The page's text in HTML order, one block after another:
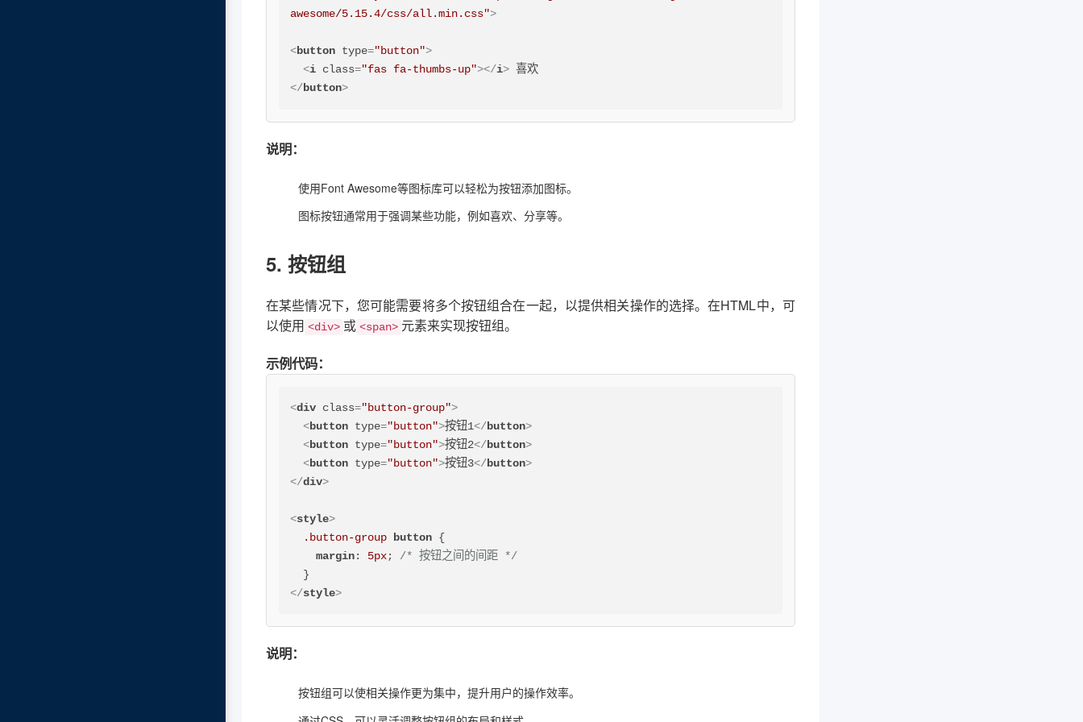
awesome/5.15.4/css/all.min.css">
<button type="button">
<i class="fas fa-thumbs-up"></i>
</button>
说明：
使用Font Awesome等图标库可以轻松为按钮添加图标。
图标按钮通常用于强调某些功能，例如喜欢、分享等。
5. 按钮组
在某些情况下，您可能需要将多个按钮组合在一起，以提供相关操作的选择。在HTML中，可
以使用 <div> 或 <span> 元素来实现按钮组。
示例代码：
<div class="button-group">
<button type="button">按钮1</button>
<button type="button">按钮2</button>
<button type="button">按钮3</button>
</div>
<style>
.button-group
button {
margin: 5px; /* 按钮之间的间距 */
</style>
说明：
按钮组可以使相关操作更为集中，提升用户的操作效率。